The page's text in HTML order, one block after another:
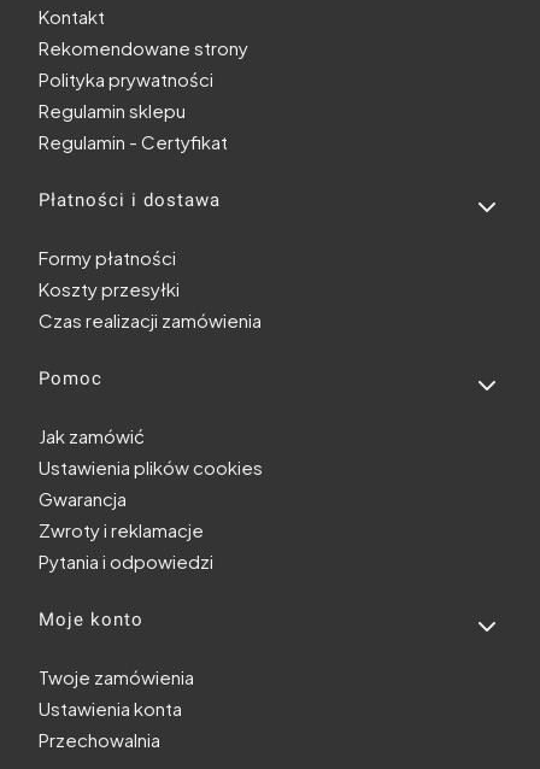
Kontakt
Rekomendowane strony
Polityka prywatności
Regulamin sklepu
Regulamin - Certyfikat
Płatności i dostawa
Formy płatności
Koszty przesyłki
Czas realizacji zamówienia
Pomoc
Jak zamówić
Ustawienia plików cookies
Gwarancja
Zwroty i reklamacje
Pytania i odpowiedzi
Moje konto
Twoje zamówienia
Ustawienia konta
Przechowalnia